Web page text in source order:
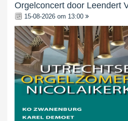
Orgelconcert door Leendert
15-08-2026 om 13:00